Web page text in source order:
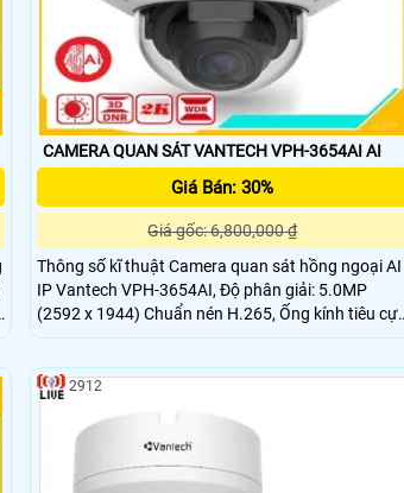
CAMERA QUAN SÁT VANTECH VPH-3654AI AI
Giá Bán: 30%
Giá gốc: 6,800,000 ₫
Thông số kĩ thuật Camera quan sát hồng ngoại AI
IP Vantech VPH-3654AI, Độ phân giải: 5.0MP
(2592 x 1944) Chuẩn nén H.265, Ống kính tiêu cự
cố định 2.8 ~ 12mm,
2912